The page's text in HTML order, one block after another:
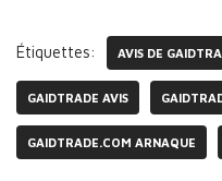
Étiquettes: AVIS DE
GAIDTRADE AVIS
GAIDTRADE.COM ARNAQUE